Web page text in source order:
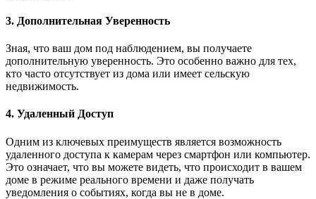
3. Дополнительная Уверенность
Зная, что ваш дом под наблюдением, вы получаете
дополнительную уверенность. Это особенно важно для тех,
кто часто отсутствует из дома или имеет сельскую
недвижимость.
4. Удаленный Доступ
Одним из ключевых преимуществ является возможность
удаленного доступа к камерам через смартфон или компьютер.
Это означает, что вы можете видеть, что происходит в вашем
доме в режиме реального времени и даже получать
уведомления о событиях, когда вы не в доме.